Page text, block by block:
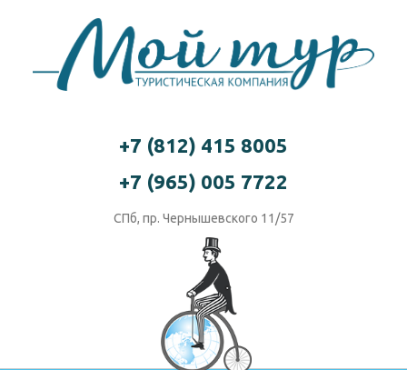
+7 (812) 415 8005
+7 (965) 005 7722
СПб, пр. Чернышевского 11/57